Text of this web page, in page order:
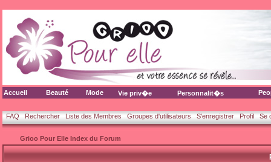
Accueil Beauté Mode Vie priv�e Personnalit�s
FAQ Rechercher Liste des Membres Groupes d'utilisateurs S'enregistrer Profil Se
Grioo Pour Elle Index du Forum